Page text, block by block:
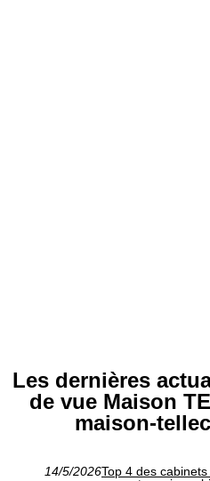
Les dernières
de vue Maison
maison-
14/5/2026Top 4 des